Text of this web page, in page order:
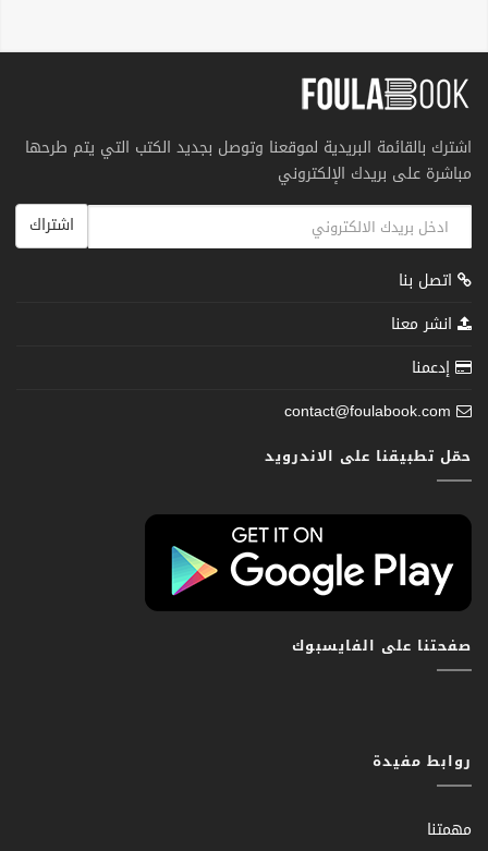
اشترك بالقائمة البريدية لموقعنا وتوصل بجديد الكتب التي يتم طرحها
مباشرة على بريدك الإلكتروني
اشتراك
اتصل بنا
انشر معنا
إدعمنا
contact@foulabook.com
حمّل تطبيقنا على الاندرويد
صفحتنا على الفايسبوك
روابط مفيدة
مهمتنا